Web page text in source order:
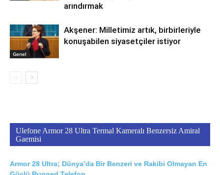
arındırmak
Genel
Akşener: Milletimiz artık, birbirleriyle
konuşabilen siyasetçiler istiyor
Ulefone Armor 28 Ultra Termal Kameralı Benzersiz Amiral
Gaemisi
Armor 28 Ultra; Dünya’da Bir Benzeri ve Rakibi Olmayan En